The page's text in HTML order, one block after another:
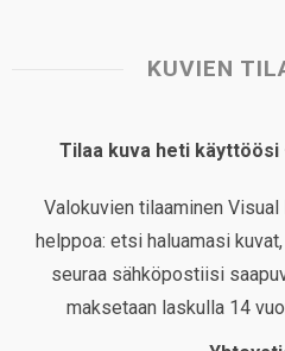
KUVIEN
Tilaa kuva heti käyttöösi
Valokuvien tilaaminen
helppoa: etsi haluamasi
seuraa sähköpostiisi
maksetaan laskulla 14